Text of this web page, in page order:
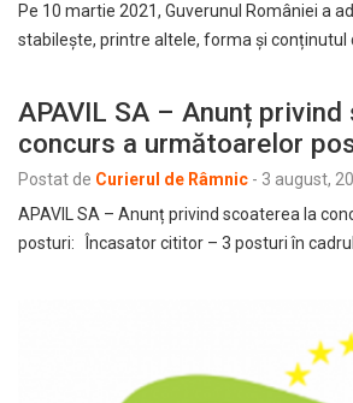
Pe 10 martie 2021, Guverunul României a
stabilește, printre altele, forma și conținutul
APAVIL SA – Anunț
concurs a următoarelor
Postat de Curierul de Râmnic - 3 august,
APAVIL SA – Anunț privind scoaterea la
posturi: Încasator cititor – 3 posturi în